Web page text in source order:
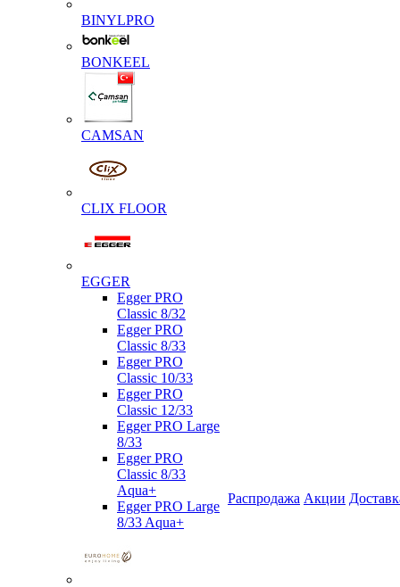
BINYLPRO
BONKEEL
CAMSAN
CLIX FLOOR
EGGER
Egger PRO
Classic 8/32
Egger PRO
Classic 8/33
Egger PRO
Classic 10/33
Egger PRO
Classic 12/33
Egger PRO Large
8/33
Egger PRO
Classic 8/33
Aqua+
Egger PRO Large
8/33 Aqua+
Распродажа Акции